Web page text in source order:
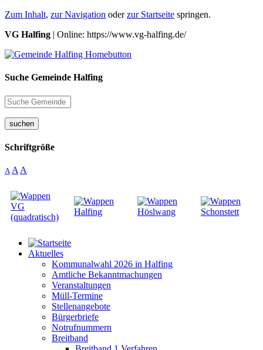
Zum Inhalt, zur Navigation oderzur Startseite springen.
VG Halfing | Online: https://www.vg-halfing.de/
Suche Gemeinde Halfing
suchen
Schriftgröße
A A A
Aktuelles
Kommunalwahl 2026 in Halfing
Amtliche Bekanntmachungen
Veranstaltungen
Müll-Termine
Stellenangebote
Bürgerbriefe
Notrufnummern
Breitband